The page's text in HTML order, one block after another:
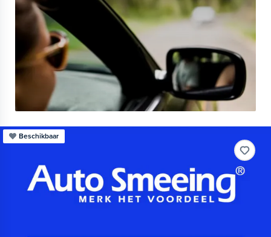
Beschikbaar